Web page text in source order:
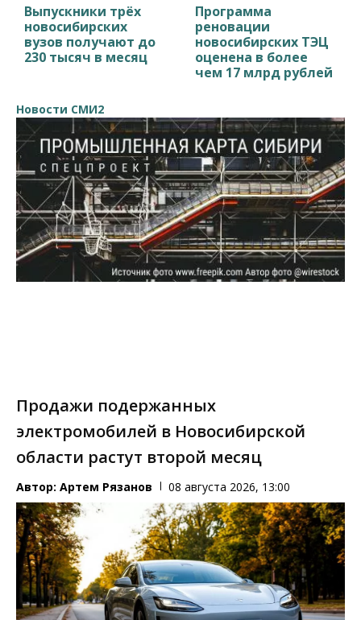
Выпускники трёх
новосибирских
вузов получают до
230 тысяч в месяц
Программа
реновации
новосибирских ТЭЦ
оценена в более
чем 17 млрд рублей
Новости СМИ2
Продажи подержанных
электромобилей в Новосибирской
области растут второй месяц
Автор: Артем Рязанов 08 августа 2026, 13:00